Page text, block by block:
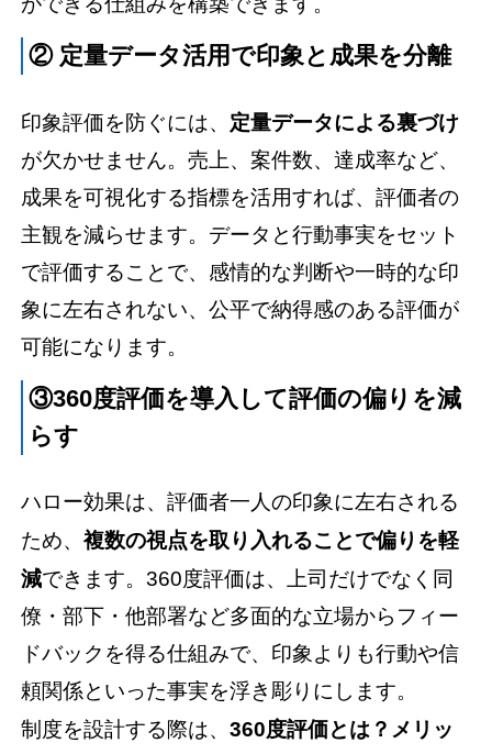
② 定量データ活用で印象と成果を分離
印象評価を防ぐには、 定量データによる裏づけ
が欠かせません。売上、案件数、達成率など、
成果を可視化する指標を活用すれば、評価者の
主観を減らせます。データと行動事実をセット
で評価することで、感情的な判断や一時的な印
象に左右されない、公平で納得感のある評価が
可能になります。
③360度評価を導入して評価の偏りを減
らす
ハロー効果は、評価者一人の印象に左右される
ため、複数の視点を取り入れることで偏りを軽
減できます。360度評価は、上司だけでなく同
僚・部下・他部署など多面的な立場からフィー
ドバックを得る仕組みで、印象よりも行動や信
頼関係といった事実を浮き彫りにします。
制度を設計する際は、360度評価とは？メリッ